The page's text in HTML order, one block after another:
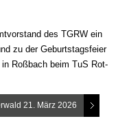
des TGRW ein
zu der Geburtstagsfeier
in Roßbach beim TuS Rot-
21. März 2026